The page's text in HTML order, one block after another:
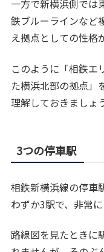
一方で新横浜側では
鉄ブルーラインなど
え拠点としての性格
このように「相鉄エ
た横浜北部の拠点」
理解しておきましょ
3つの停車駅
相鉄新横浜線の停車
わずか3駅で、非常
路線図を見たときに